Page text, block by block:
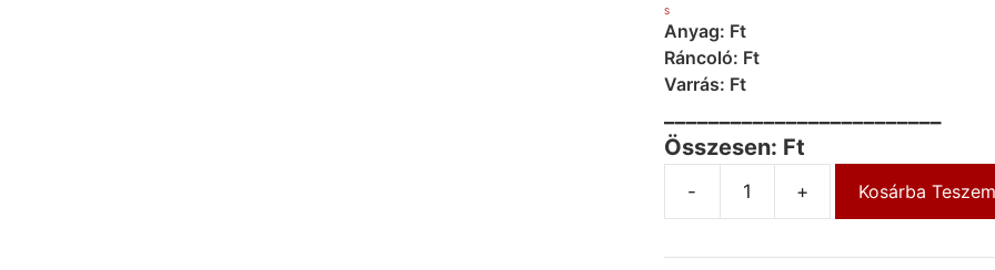
S
Anyag: Ft
Ráncoló: Ft
Varrás: Ft
Összesen: Ft
- + Kosárba Teszem